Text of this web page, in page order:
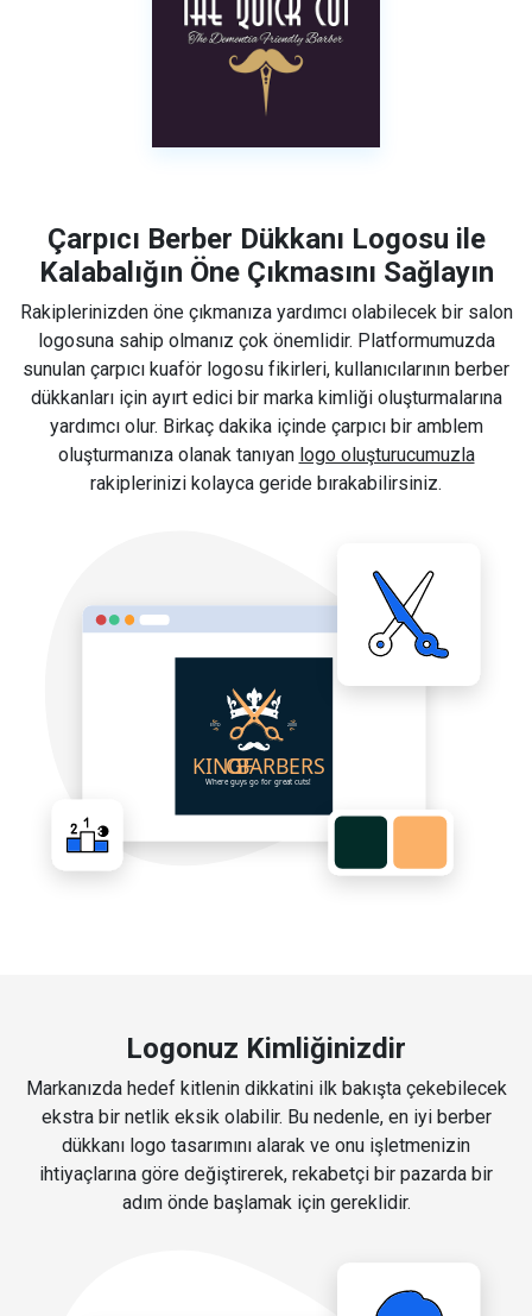
Çarpıcı Berber Dükkanı Logosu ile
Kalabalığın Öne Çıkmasını Sağlayın
Rakiplerinizden öne çıkmanıza yardımcı olabilecek bir salon
logosuna sahip olmanız çok önemlidir. Platformumuzda
sunulan çarpıcı kuaför logosu fikirleri, kullanıcılarının berber
dükkanları için ayırt edici bir marka kimliği oluşturmalarına
yardımcı olur. Birkaç dakika içinde çarpıcı bir amblem
oluşturmanıza olanak tanıyan logo oluşturucumuzla
rakiplerinizi kolayca geride bırakabilirsiniz.
Logonuz Kimliğinizdir
Markanızda hedef kitlenin dikkatini ilk bakışta çekebilecek
ekstra bir netlik eksik olabilir. Bu nedenle, en iyi berber
dükkanı logo tasarımını alarak ve onu işletmenizin
ihtiyaçlarına göre değiştirerek, rekabetçi bir pazarda bir
adım önde başlamak için gereklidir.